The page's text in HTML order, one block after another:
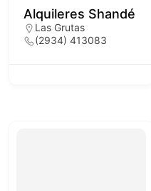
Alquileres Shandé
Las Grutas
(2934) 413083